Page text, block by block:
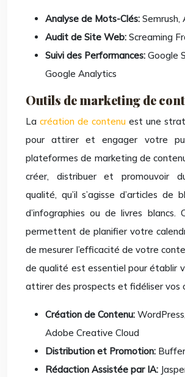
Analyse de Mots-Clés: Semrush,
Audit de Site Web: Screaming
Suivi des Performances: Google
Google Analytics
Outils de marketing de
La création de contenu est une
pour attirer et engager votre
plateformes de marketing de
créer, distribuer et promouvoir
qualité, qu’il s’agisse d’articles de
d’infographies ou de livres blancs.
permettent de planifier votre
de mesurer l’efficacité de votre
de qualité est essentiel pour établir
attirer des prospects et fidéliser vos
Création de Contenu:
Adobe Creative Cloud
Distribution et Promotion:
Rédaction Assistée par IA: